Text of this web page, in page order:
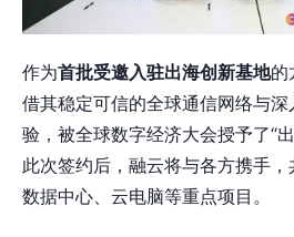
作为首批受邀入驻出海创新基地的
借其稳定可信的全球通信网络与
验，被全球数字经济大会授予了“
此次签约后，融云将与各方携手，
数据中心、云电脑等重点项目。